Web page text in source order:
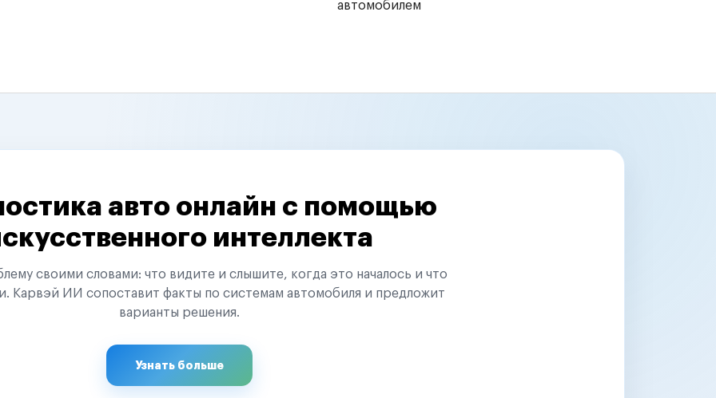
автомобилем
авто онлайн с помощью
интеллекта
своими словами: что видите и слышите, когда это началось и что
Карвэй ИИ сопоставит факты по системам автомобиля и предложит
варианты решения.
Узнать больше